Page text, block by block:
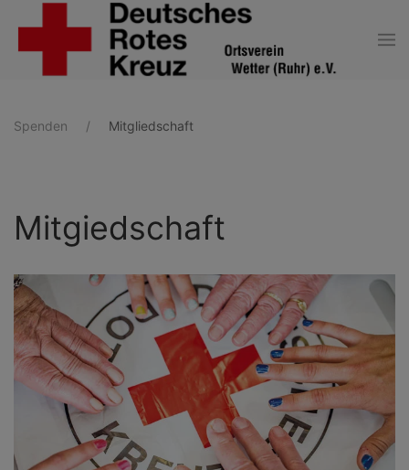
Zum Hauptinhalt springen
Spenden Mitgliedschaft
Mitgiedschaft